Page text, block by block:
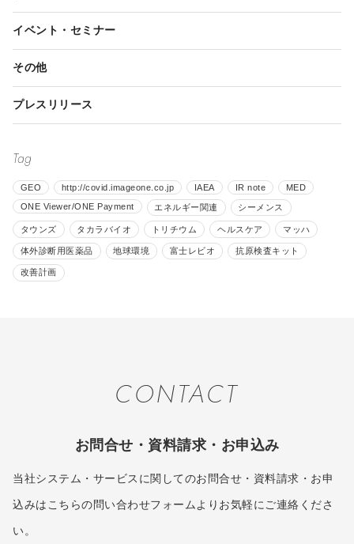
イベント・セミナー
その他
プレスリリース
Tag
GEO http://covid.imageone.co.jp IAEA IR note MED
ONE Viewer/ONE Payment エネルギー関連 シーメンス
タウンズ タカラバイオ トリチウム ヘルスケア マッハ
体外診断用医薬品 地球環境 富士レビオ 抗原検査キット
改善計画
CONTACT
お問合せ・資料請求・お申込み
当社システム・サービスに関してのお問合せ・資料請求・お申
込みはこちらの問い合わせフォームよりお気軽にご連絡くださ
い。